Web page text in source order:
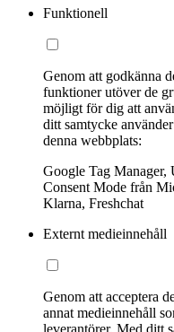
Funktionell
Genom att godkänna
funktioner utöver de
möjligt för dig att
ditt samtycke
denna webbplats:
Google Tag
Consent Mode från
Klarna, Freshchat
Externt medieinnehåll
Genom att acceptera
annat medieinnehåll
leverantörer. Med ditt